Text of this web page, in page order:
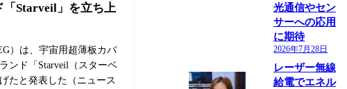
「Starveil」を立ち上
）は、宇宙用超薄板カバ
ンド「Starveil（スターベ
たと発表した（ニュース
光通信やセン
サーへの応用
に期待
2026年7月28日
レーザー無線
給電でエネル